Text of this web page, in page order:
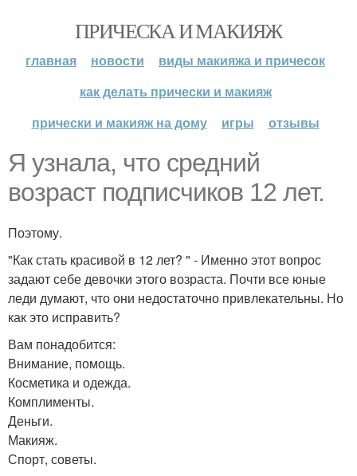
ПРИЧЕСКА И МАКИЯЖ
главная новости
виды макияжа и причесок
как делать прически и макияж
прически и макияж на дому
игры отзывы
Я узнала, что средний
возраст подписчиков 12 лет.
Поэтому.
"Как стать красивой в 12 лет? " - Именно этот вопрос
задают себе девочки этого возраста. Почти все юные
леди думают, что они недостаточно привлекательны. Но
как это исправить?
Вам понадобится:
Внимание, помощь.
Косметика и одежда.
Комплименты.
Деньги.
Макияж.
Спорт, советы.